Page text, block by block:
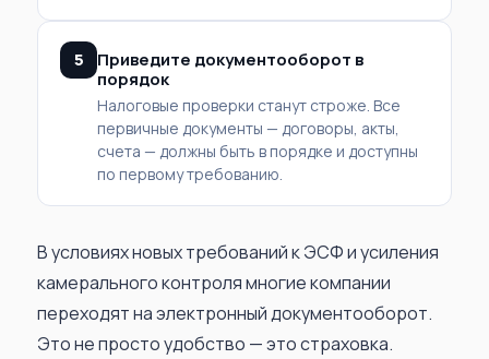
5
Приведите документооборот в
порядок
Налоговые проверки станут строже. Все
первичные документы — договоры, акты,
счета — должны быть в порядке и доступны
по первому требованию.
В условиях новых требований к ЭСФ и усиления
камерального контроля многие компании
переходят на электронный документооборот.
Это не просто удобство — это страховка.